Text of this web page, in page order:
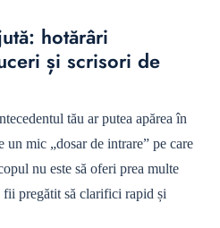
hotărâri
și scrisori de
tău ar putea apărea în
mic „dosar de intrare” pe care
nu este să oferi prea multe
pregătit să clarifici rapid și